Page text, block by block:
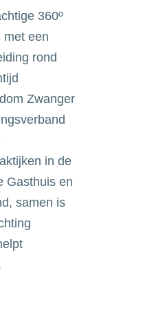
360º
met een
rond
Zwanger
in de
Gasthuis en
samen is